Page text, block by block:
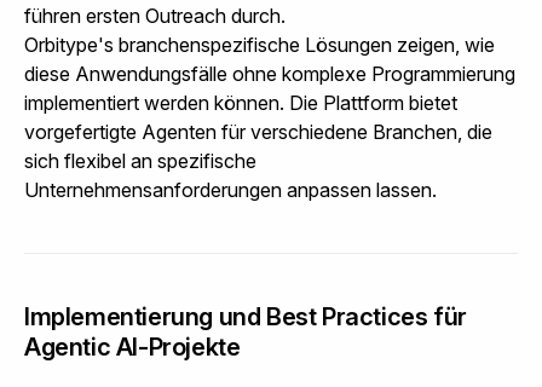
führen ersten Outreach durch.
Orbitype's branchenspezifische Lösungen zeigen, wie
diese Anwendungsfälle ohne komplexe Programmierung
implementiert werden können. Die Plattform bietet
vorgefertigte Agenten für verschiedene Branchen, die
sich flexibel an spezifische
Unternehmensanforderungen anpassen lassen.
Implementierung und Best Practices für
Agentic AI-Projekte